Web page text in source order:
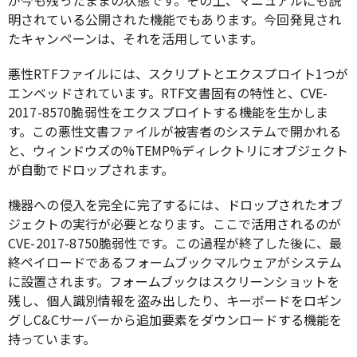
明されている公開された機能でもあります。今回発見され
たキャンペーンは、それを活用しています。
悪性RTFファイルには、スクリプトとエクスプロイト1つが
エンベッドされています。RTF文書固有の特性と、CVE-
2017-8570脆弱性をエクスプロイトする機能を生かしま
す。この悪性文書ファイルが被害者のシステムで開かれる
と、ウィンドウズの%TEMP%ディレクトリにオブジェクト
が自動でドロップされます。
機器への侵入を完全に完了するには、ドロップされたオブ
ジェクトの実行が必要となります。ここで活用されるのが
CVE-2017-8750脆弱性です。この過程が終了した後に、最
終ペイロードであるフォームブックマルウェアがシステム
に設置されます。フォームブックはスクリーンショットを
残し、個人識別情報を盗み出したり、キーボードをロギン
グしC&Cサーバーから追加要素をダウンロードする機能を
持っています。